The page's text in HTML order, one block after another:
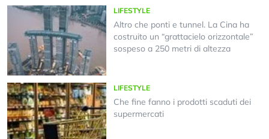
LIFESTYLE
Altro che ponti e tunnel. La Cina ha
costruito un “grattacielo orizzontale”
sospeso a 250 metri di altezza
LIFESTYLE
Che fine fanno i prodotti scaduti dei
supermercati